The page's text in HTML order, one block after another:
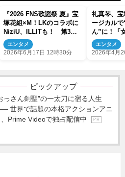
『2026 FNS歌謡祭 夏』宝
塚花組×M！LKのコラボに
NiziU、ILLITも！ 第3弾
アーティスト解禁
エンタメ
2026年6月17日 12時30分
礼真琴、
ージカル
ん”に！「
つつ、男
無駄にし
エンタメ
2026年4月
ピックアップ
っさん剣聖”の一太刀に宿る人生
世界で話題の本格アクションアニ
、Prime Videoで独占配信中
P R